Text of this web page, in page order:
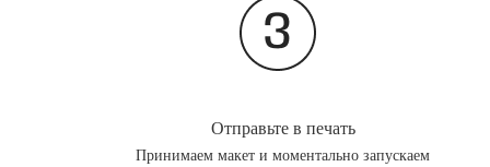
Отправьте в печать
Принимаем макет и моментально запускаем